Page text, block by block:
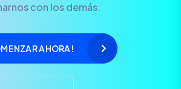
con los demás.
AHORA!